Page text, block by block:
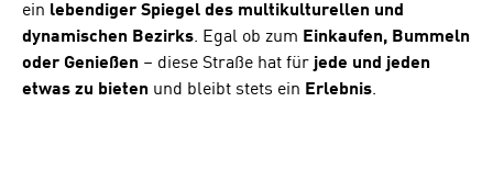
ein lebendiger Spiegel des multikulturellen und
dynamischen Bezirks. Egal ob zum Einkaufen, Bummeln
oder Genießen – diese Straße hat für jede und jeden
etwas zu bieten und bleibt stets ein Erlebnis.